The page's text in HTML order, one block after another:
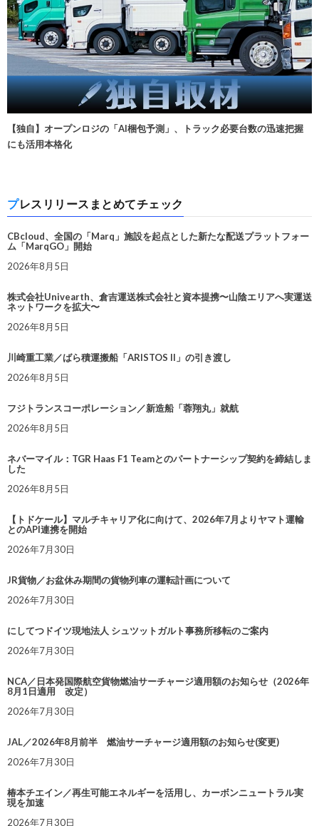
【独自】オープンロジの「AI梱包予測」、トラック必要台数の迅速把握
にも活用本格化
プレスリリースまとめてチェック
CBcloud、全国の「Marq」施設を起点とした新たな配送プラットフォー
ム「MarqGO」開始
2026年8月5日
株式会社Univearth、倉吉運送株式会社と資本提携〜山陰エリアへ実運送
ネットワークを拡大〜
2026年8月5日
川崎重工業／ばら積運搬船「ARISTOS II」の引き渡し
2026年8月5日
フジトランスコーポレーション／新造船「蓉翔丸」就航
2026年8月5日
ネバーマイル：TGR Haas F1 Teamとのパートナーシップ契約を締結しま
した
2026年8月5日
【トドケール】マルチキャリア化に向けて、2026年7月よりヤマト運輸
とのAPI連携を開始
2026年7月30日
JR貨物／お盆休み期間の貨物列車の運転計画について
2026年7月30日
にしてつドイツ現地法人 シュツットガルト事務所移転のご案内
2026年7月30日
NCA／日本発国際航空貨物燃油サーチャージ適用額のお知らせ（2026年
8月1日適用 改定）
2026年7月30日
JAL／2026年8月前半 燃油サーチャージ適用額のお知らせ(変更)
2026年7月30日
椿本チエイン／再生可能エネルギーを活用し、カーボンニュートラル実
現を加速
2026年7月30日